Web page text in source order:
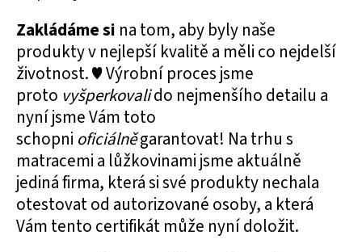
Zakládáme si na tom, aby byly naše
produkty v nejlepší kvalitě a měli co nejdelší
životnost. ♥ Výrobní proces jsme
proto vyšperkovalido nejmenšího detailu a
nyní jsme Vám toto
schopni oficiálněgarantovat! Na trhu s
matracemi a lůžkovinami jsme aktuálně
jediná firma, která si své produkty nechala
otestovat od autorizované osoby, a která
Vám tento certifikát může nyní doložit.